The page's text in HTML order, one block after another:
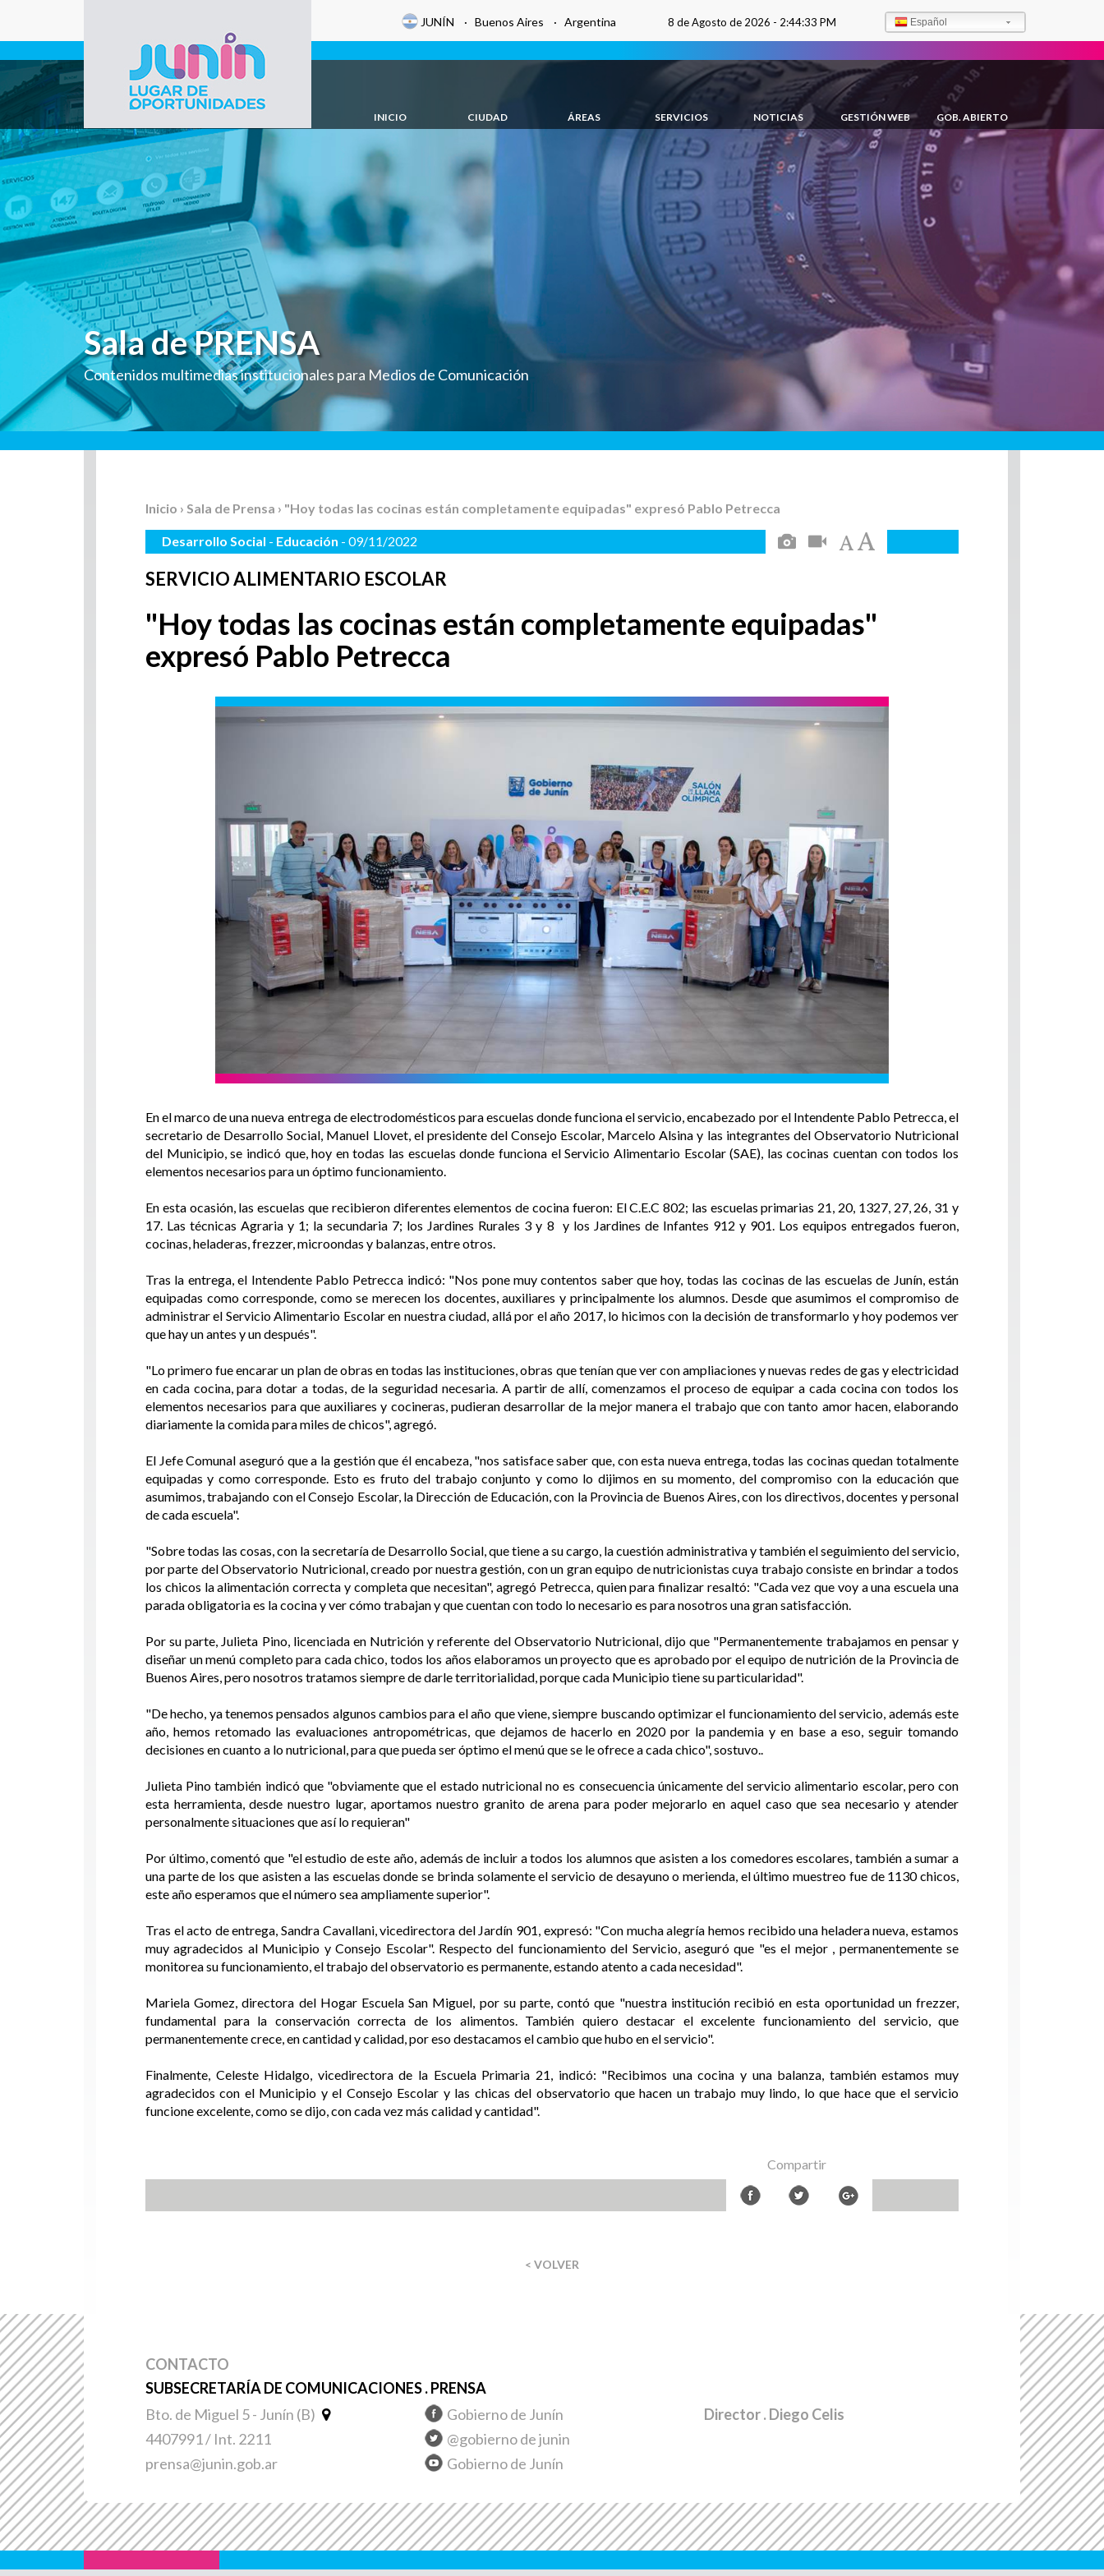
Gobierno de
Junín
JUNÍN · Buenos Aires · Argentina 8 de Agosto de 2026 - 2:44:34 PM Español
INICIO CIUDAD ÁREAS SERVICIOS NOTICIAS GESTIÓN WEB GOB. ABIERTO
Sala de PRENSA
Contenidos multimedias institucionales para Medios de Comunicación
Inicio › Sala de Prensa › "Hoy todas las cocinas están completamente equipadas" expresó Pablo Petrecca
Desarrollo Social - Educación - 09/11/2022
SERVICIO ALIMENTARIO ESCOLAR
"Hoy todas las cocinas están completamente equipadas"
expresó Pablo Petrecca
En el marco de una nueva entrega de electrodomésticos para escuelas donde funciona el servicio, encabezado por el Intendente Pablo Petrecca, el
secretario de Desarrollo Social, Manuel Llovet, el presidente del Consejo Escolar, Marcelo Alsina y las integrantes del Observatorio Nutricional
del Municipio, se indicó que, hoy en todas las escuelas donde funciona el Servicio Alimentario Escolar (SAE), las cocinas cuentan con todos los
elementos necesarios para un óptimo funcionamiento.
En esta ocasión, las escuelas que recibieron diferentes elementos de cocina fueron: El C.E.C 802; las escuelas primarias 21, 20, 1327, 27, 26, 31 y
17. Las técnicas Agraria y 1; la secundaria 7; los Jardines Rurales 3 y 8 y los Jardines de Infantes 912 y 901. Los equipos entregados fueron,
cocinas, heladeras, frezzer, microondas y balanzas, entre otros.
Tras la entrega, el Intendente Pablo Petrecca indicó: "Nos pone muy contentos saber que hoy, todas las cocinas de las escuelas de Junín, están
equipadas como corresponde, como se merecen los docentes, auxiliares y principalmente los alumnos. Desde que asumimos el compromiso de
administrar el Servicio Alimentario Escolar en nuestra ciudad, allá por el año 2017, lo hicimos con la decisión de transformarlo y hoy podemos ver
que hay un antes y un después".
"Lo primero fue encarar un plan de obras en todas las instituciones, obras que tenían que ver con ampliaciones y nuevas redes de gas y electricidad
en cada cocina, para dotar a todas, de la seguridad necesaria. A partir de allí, comenzamos el proceso de equipar a cada cocina con todos los
elementos necesarios para que auxiliares y cocineras, pudieran desarrollar de la mejor manera el trabajo que con tanto amor hacen, elaborando
diariamente la comida para miles de chicos", agregó.
El Jefe Comunal aseguró que a la gestión que él encabeza, "nos satisface saber que, con esta nueva entrega, todas las cocinas quedan totalmente
equipadas y como corresponde. Esto es fruto del trabajo conjunto y como lo dijimos en su momento, del compromiso con la educación que
asumimos, trabajando con el Consejo Escolar, la Dirección de Educación, con la Provincia de Buenos Aires, con los directivos, docentes y personal
de cada escuela".
"Sobre todas las cosas, con la secretaría de Desarrollo Social, que tiene a su cargo, la cuestión administrativa y también el seguimiento del servicio,
por parte del Observatorio Nutricional, creado por nuestra gestión, con un gran equipo de nutricionistas cuya trabajo consiste en brindar a todos
los chicos la alimentación correcta y completa que necesitan", agregó Petrecca, quien para finalizar resaltó: "Cada vez que voy a una escuela una
parada obligatoria es la cocina y ver cómo trabajan y que cuentan con todo lo necesario es para nosotros una gran satisfacción.
Por su parte, Julieta Pino, licenciada en Nutrición y referente del Observatorio Nutricional, dijo que "Permanentemente trabajamos en pensar y
diseñar un menú completo para cada chico, todos los años elaboramos un proyecto que es aprobado por el equipo de nutrición de la Provincia de
Buenos Aires, pero nosotros tratamos siempre de darle territorialidad, porque cada Municipio tiene su particularidad".
"De hecho, ya tenemos pensados algunos cambios para el año que viene, siempre buscando optimizar el funcionamiento del servicio, además este
año, hemos retomado las evaluaciones antropométricas, que dejamos de hacerlo en 2020 por la pandemia y en base a eso, seguir tomando
decisiones en cuanto a lo nutricional, para que pueda ser óptimo el menú que se le ofrece a cada chico", sostuvo..
Julieta Pino también indicó que "obviamente que el estado nutricional no es consecuencia únicamente del servicio alimentario escolar, pero con
esta herramienta, desde nuestro lugar, aportamos nuestro granito de arena para poder mejorarlo en aquel caso que sea necesario y atender
personalmente situaciones que así lo requieran"
Por último, comentó que "el estudio de este año, además de incluir a todos los alumnos que asisten a los comedores escolares, también a sumar a
una parte de los que asisten a las escuelas donde se brinda solamente el servicio de desayuno o merienda, el último muestreo fue de 1130 chicos,
este año esperamos que el número sea ampliamente superior".
Tras el acto de entrega, Sandra Cavallani, vicedirectora del Jardín 901, expresó: "Con mucha alegría hemos recibido una heladera nueva, estamos
muy agradecidos al Municipio y Consejo Escolar". Respecto del funcionamiento del Servicio, aseguró que "es el mejor , permanentemente se
monitorea su funcionamiento, el trabajo del observatorio es permanente, estando atento a cada necesidad".
Mariela Gomez, directora del Hogar Escuela San Miguel, por su parte, contó que "nuestra institución recibió en esta oportunidad un frezzer,
fundamental para la conservación correcta de los alimentos. También quiero destacar el excelente funcionamiento del servicio, que
permanentemente crece, en cantidad y calidad, por eso destacamos el cambio que hubo en el servicio".
Finalmente, Celeste Hidalgo, vicedirectora de la Escuela Primaria 21, indicó: "Recibimos una cocina y una balanza, también estamos muy
agradecidos con el Municipio y el Consejo Escolar y las chicas del observatorio que hacen un trabajo muy lindo, lo que hace que el servicio
funcione excelente, como se dijo, con cada vez más calidad y cantidad".
Compartir
< VOLVER
CONTACTO
SUBSECRETARÍA DE COMUNICACIONES . PRENSA
Bto. de Miguel 5 - Junín (B)
4407991 / Int. 2211
prensa@junin.gob.ar
Gobierno de Junín
@gobierno de junin
Gobierno de Junín
Director. Diego Celis